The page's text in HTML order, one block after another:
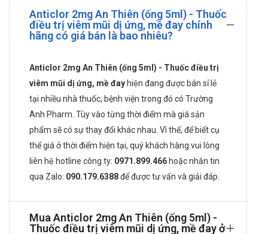
Dexchlorpheniramine maleate: 2mg
Acid citric, Sucralose, Sorbitol 70%, Natri benzoat, Natri citrat,
Hương dâu, Màu đỏ erythrosin, Nước tinh khiết vừa đủ 5ml.
Công dụng của Anticlor 2mg An Thiên
(ống 5ml)
Điều trị triệu chứng các biểu hiện dị ứng khác nhau: Viêm mũi
(theo mùa hay quanh năm), viêm kết mạc, mề đay.
Đối tượng có thể sử dụng Anticlor 2mg
Theo chỉ định của bác sĩ.
Anticlor 2mg An Thiên (ống 5ml) - Thuốc
điều trị viêm mũi dị ứng, mề đay chính
hãng có giá bán là bao nhiêu?
Anticlor 2mg An Thiên (ống 5ml) - Thuốc điều trị
viêm mũi dị ứng, mề đay hiện đang được bán sỉ lẻ
tại nhiều nhà thuốc, bệnh viện trong đó có Trường
Anh Pharm. Tùy vào từng thời điểm mà giá sản
phẩm sẽ có sự thay đổi khác nhau. Vì thế, để biết cụ
thể giá ở thời điểm hiện tại, quý khách hàng vui lòng
liên hệ hotline công ty: 0971.899.466 hoặc nhắn tin
qua Zalo: 090.179.6388để được tư vấn và giải đáp.
Mua Anticlor 2mg An Thiên (ống 5ml) -
Thuốc điều trị viêm mũi dị ứng, mề đay ở